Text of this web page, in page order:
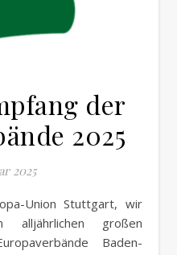
der
2025
2025
großen
Baden-